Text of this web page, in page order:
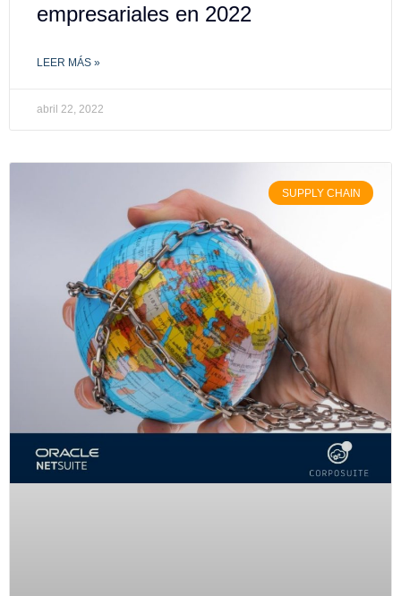
empresariales en 2022
LEER MÁS »
abril 22, 2022
SUPPLY CHAIN